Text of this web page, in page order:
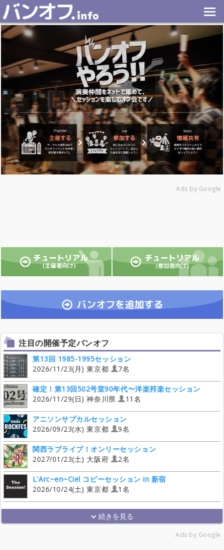
Ads by Google
注目の開催予定バンオフ
第13回 1985-1995セッション
2026/11/23(月) 東京都
7名
確定！第13回502号室90年代〜洋楽邦楽セッション
2026/11/29(日) 神奈川県
11名
アニソンサブカルセッション
2026/09/23(水) 東京都
9名
関西ラブライブ！オンリーセッション
2027/01/23(土) 大阪府
2名
L'Arc~en~Ciel コピーセッション in 新宿
2026/10/24(土) 東京都
1名
Ads by Google